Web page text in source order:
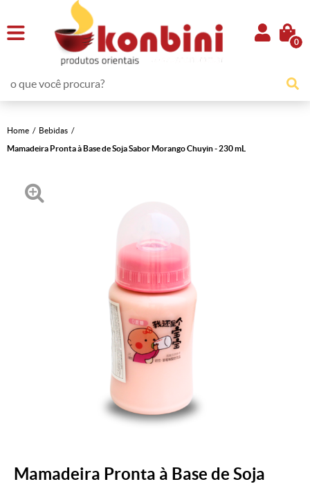
0
Home
Bebidas
Mamadeira Pronta à Base de Soja Sabor Morango Chuyin - 230 mL
Mamadeira Pronta à Base de Soja